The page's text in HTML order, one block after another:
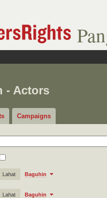
- Actors
Campaigns
Lahat Baguhin
Lahat Baguhin